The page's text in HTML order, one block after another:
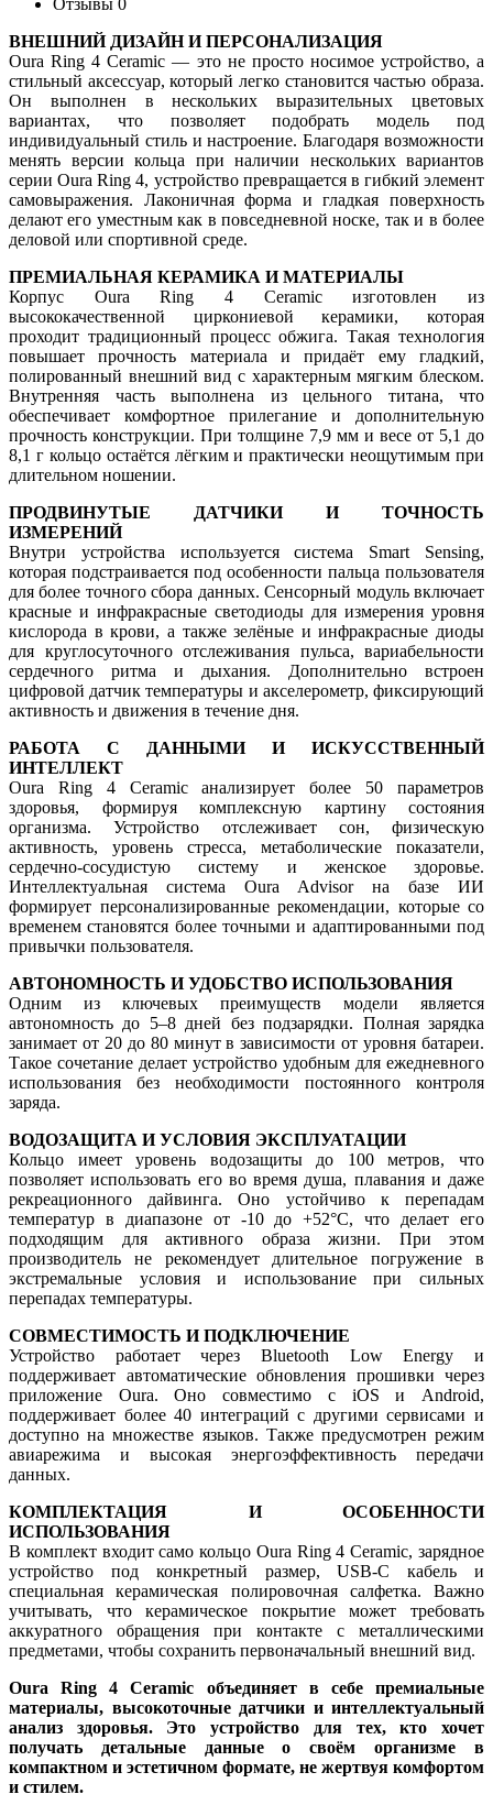
ВНЕШНИЙ ДИЗАЙН И ПЕРСОНАЛИЗАЦИЯ
Oura Ring 4 Ceramic — это не просто носимое устройство, а
стильный аксессуар, который легко становится частью образа.
Он выполнен в нескольких выразительных цветовых
вариантах, что позволяет подобрать модель под
индивидуальный стиль и настроение. Благодаря возможности
менять версии кольца при наличии нескольких вариантов
серии Oura Ring 4, устройство превращается в гибкий элемент
самовыражения. Лаконичная форма и гладкая поверхность
делают его уместным как в повседневной носке, так и в более
деловой или спортивной среде.
ПРЕМИАЛЬНАЯ КЕРАМИКА И МАТЕРИАЛЫ
Корпус Oura Ring 4 Ceramic изготовлен из
высококачественной циркониевой керамики, которая
проходит традиционный процесс обжига. Такая технология
повышает прочность материала и придаёт ему гладкий,
полированный внешний вид с характерным мягким блеском.
Внутренняя часть выполнена из цельного титана, что
обеспечивает комфортное прилегание и дополнительную
прочность конструкции. При толщине 7,9 мм и весе от 5,1 до
8,1 г кольцо остаётся лёгким и практически неощутимым при
длительном ношении.
ПРОДВИНУТЫЕ ДАТЧИКИ И ТОЧНОСТЬ
ИЗМЕРЕНИЙ
Внутри устройства используется система Smart Sensing,
которая подстраивается под особенности пальца пользователя
для более точного сбора данных. Сенсорный модуль включает
красные и инфракрасные светодиоды для измерения уровня
кислорода в крови, а также зелёные и инфракрасные диоды
для круглосуточного отслеживания пульса, вариабельности
сердечного ритма и дыхания. Дополнительно встроен
цифровой датчик температуры и акселерометр, фиксирующий
активность и движения в течение дня.
РАБОТА С ДАННЫМИ И ИСКУССТВЕННЫЙ
ИНТЕЛЛЕКТ
Oura Ring 4 Ceramic анализирует более 50 параметров
здоровья, формируя комплексную картину состояния
организма. Устройство отслеживает сон, физическую
активность, уровень стресса, метаболические показатели,
сердечно-сосудистую систему и женское здоровье.
Интеллектуальная система Oura Advisor на базе ИИ
формирует персонализированные рекомендации, которые со
временем становятся более точными и адаптированными под
привычки пользователя.
АВТОНОМНОСТЬ И УДОБСТВО ИСПОЛЬЗОВАНИЯ
Одним из ключевых преимуществ модели является
автономность до 5–8 дней без подзарядки. Полная зарядка
занимает от 20 до 80 минут в зависимости от уровня батареи.
Такое сочетание делает устройство удобным для ежедневного
использования без необходимости постоянного контроля
заряда.
ВОДОЗАЩИТА И УСЛОВИЯ ЭКСПЛУАТАЦИИ
Кольцо имеет уровень водозащиты до 100 метров, что
позволяет использовать его во время душа, плавания и даже
рекреационного дайвинга. Оно устойчиво к перепадам
температур в диапазоне от -10 до +52°C, что делает его
подходящим для активного образа жизни. При этом
производитель не рекомендует длительное погружение в
экстремальные условия и использование при сильных
перепадах температуры.
СОВМЕСТИМОСТЬ И ПОДКЛЮЧЕНИЕ
Устройство работает через Bluetooth Low Energy и
поддерживает автоматические обновления прошивки через
приложение Oura. Оно совместимо с iOS и Android,
поддерживает более 40 интеграций с другими сервисами и
доступно на множестве языков. Также предусмотрен режим
авиарежима и высокая энергоэффективность передачи
данных.
КОМПЛЕКТАЦИЯ И ОСОБЕННОСТИ
ИСПОЛЬЗОВАНИЯ
В комплект входит само кольцо Oura Ring 4 Ceramic, зарядное
устройство под конкретный размер, USB-C кабель и
специальная керамическая полировочная салфетка. Важно
учитывать, что керамическое покрытие может требовать
аккуратного обращения при контакте с металлическими
предметами, чтобы сохранить первоначальный внешний вид.
Oura Ring 4 Ceramic объединяет в себе премиальные
материалы, высокоточные датчики и интеллектуальный
анализ здоровья. Это устройство для тех, кто хочет
получать детальные данные о своём организме в
компактном и эстетичном формате, не жертвуя комфортом
и стилем.